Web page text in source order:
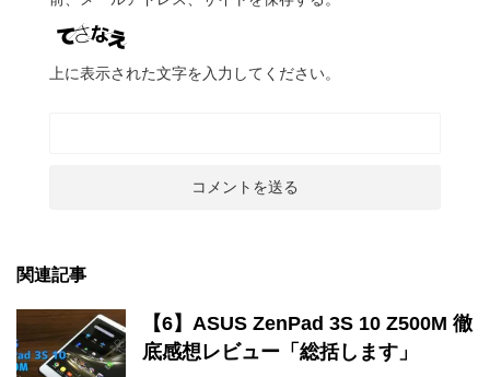
上に表示された文字を入力してください。
関連記事
【6】ASUS ZenPad 3S 10 Z500M 徹
底感想レビュー「総括します」